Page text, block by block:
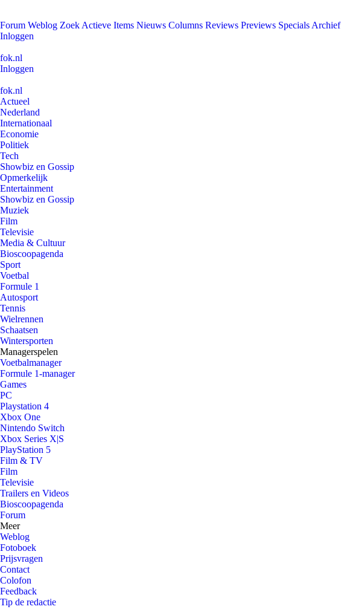
Forum Weblog Zoek Actieve Items Nieuws Columns Reviews Previews Specials Archief
Inloggen
fok.nl
Inloggen
fok.nl
Actueel
Nederland
Internationaal
Economie
Politiek
Tech
Showbiz en Gossip
Opmerkelijk
Entertainment
Showbiz en Gossip
Muziek
Film
Televisie
Media & Cultuur
Bioscoopagenda
Sport
Voetbal
Formule 1
Autosport
Tennis
Wielrennen
Schaatsen
Wintersporten
Managerspelen
Voetbalmanager
Formule 1-manager
Games
PC
Playstation 4
Xbox One
Nintendo Switch
Xbox Series X|S
PlayStation 5
Film & TV
Film
Televisie
Trailers en Videos
Bioscoopagenda
Forum
Meer
Weblog
Fotoboek
Prijsvragen
Contact
Colofon
Feedback
Tip de redactie